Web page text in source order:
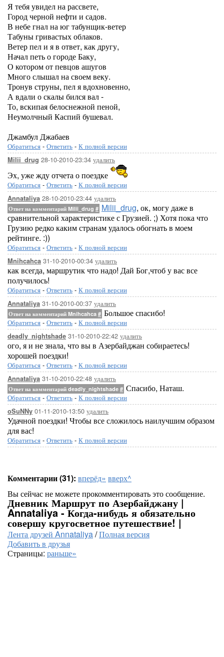
Я тебя увидел на рассвете,
Город черной нефти и садов.
В небе гнал на юг табунщик-ветер
Табуны гривастых облаков.
Ветер пел и я в ответ, как другу,
Начал петь о городе Баку,
О котором от певцов ашугов
Много слышал на своем веку.
Тронув струны, пел я вдохновенно,
А вдали о скалы бился вал -
То, вскипая белоснежной пеной,
Неумолчный Каспий бушевал.
Джамбул Джабаев
Обратиться - Ответить - К полной версии
Milii_drug 28-10-2010-23:34 удалить
Эх, уже жду отчета о поездке
Обратиться - Ответить - К полной версии
Annataliya 28-10-2010-23:44 удалить
Ответ на комментарий Milii_drug # Milii_drug, ок, могу даже в
сравнительной характеристике с Грузией. ;) Хотя пока что
Грузию редко каким странам удалось обогнать в моем
рейтинге. :))
Обратиться - Ответить - К полной версии
Mnihcahca 31-10-2010-00:34 удалить
как всегда, маршрутик что надо! Дай Бог,чтоб у вас все
получилось!
Обратиться - Ответить - К полной версии
Annataliya 31-10-2010-00:37 удалить
Ответ на комментарий Mnihcahca # Большое спасибо!
Обратиться - Ответить - К полной версии
deadly_nightshade 31-10-2010-22:42 удалить
ого, я и не знала, что вы в Азербайджан собираетесь!
хорошей поездки!
Обратиться - Ответить - К полной версии
Annataliya 31-10-2010-22:48 удалить
Ответ на комментарий deadly_nightshade # Спасибо, Наташ.
Обратиться - Ответить - К полной версии
oSuNNy 01-11-2010-13:50 удалить
Удачной поездки! Чтобы все сложилось наилучшим образом
для вас!
Обратиться - Ответить - К полной версии
Комментарии (31): вперёд» вверх^
Вы сейчас не можете прокомментировать это сообщение.
Дневник Маршрут по Азербайджану |
Annataliya - Когда-нибудь я обязательно
совершу кругосветное путешествие! |
Лента друзей Annataliya/Полная версия
Добавить в друзья
Страницы: раньше»